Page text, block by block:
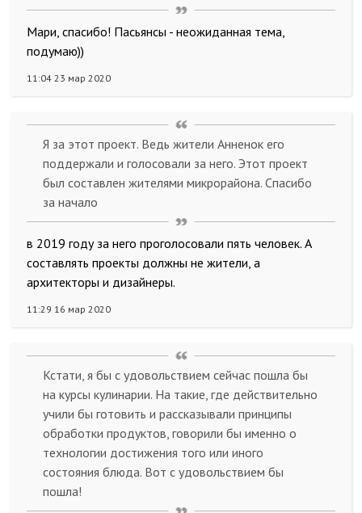
Мари, спасибо! Пасьянсы - неожиданная тема,
подумаю))
11:04 23 мар 2020
Я за этот проект. Ведь жители Анненок его
поддержали и голосовали за него. Этот проект
был составлен жителями микрорайона. Спасибо
за начало
в 2019 году за него проголосовали пять человек. А
составлять проекты должны не жители, а
архитекторы и дизайнеры.
11:29 16 мар 2020
Кстати, я бы с удовольствием сейчас пошла бы
на курсы кулинарии. На такие, где действительно
учили бы готовить и рассказывали принципы
обработки продуктов, говорили бы именно о
технологии достижения того или иного
состояния блюда. Вот с удовольствием бы
пошла!